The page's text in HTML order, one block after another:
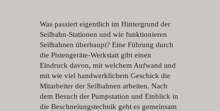
Was passiert eigentlich im Hintergrund der
Seilbahn-Stationen und wie funktionieren
Seilbahnen überhaupt? Eine Führung durch
die Pistengeräte-Werkstatt gibt einen
Eindruck davon, mit welchem Aufwand und
mit wie viel handwerklichem Geschick die
Mitarbeiter der Seilbahnen arbeiten. Nach
dem Besuch der Pumpstation und Einblick in
die Beschneiungstechnik geht es gemeinsam